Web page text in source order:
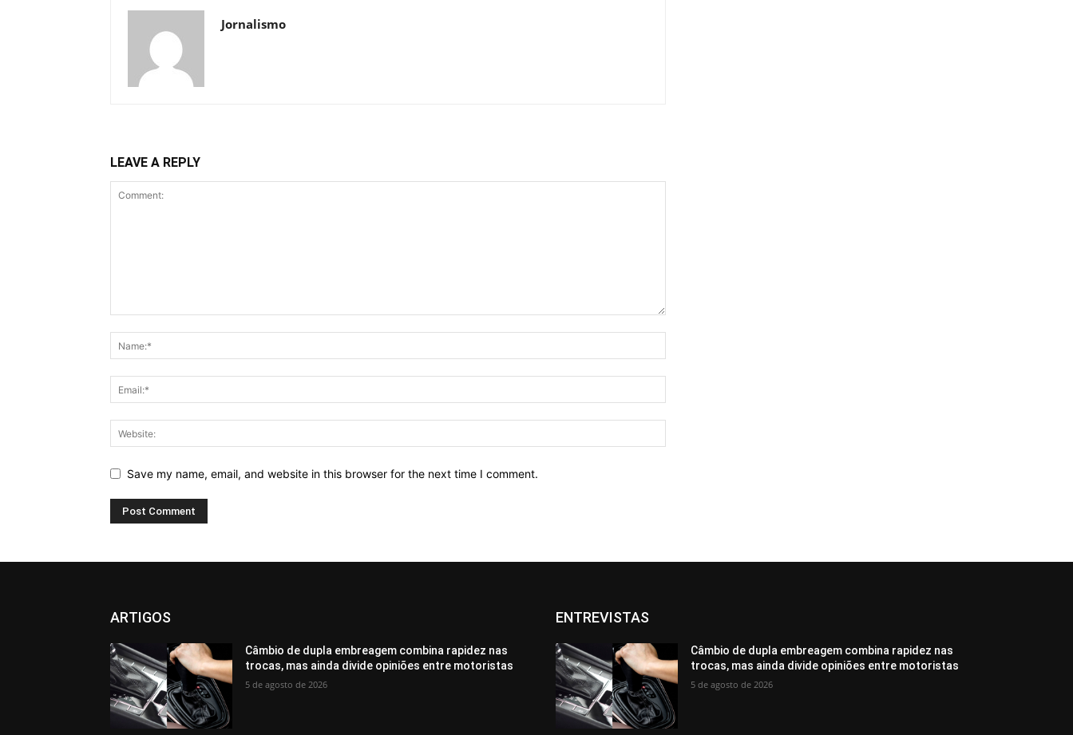
Jornalismo
LEAVE A REPLY
Save my name, email, and website in this browser for the next time I comment.
ARTIGOS
Câmbio de dupla embreagem combina rapidez nas
trocas, mas ainda divide opiniões entre motoristas
5 de agosto de 2026
ENTREVISTAS
Câmbio de dupla embreagem combina rapidez nas
trocas, mas ainda divide opiniões entre motoristas
5 de agosto de 2026